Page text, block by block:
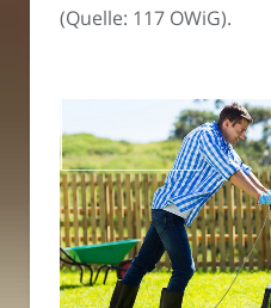
(Quelle: 117 OWiG).